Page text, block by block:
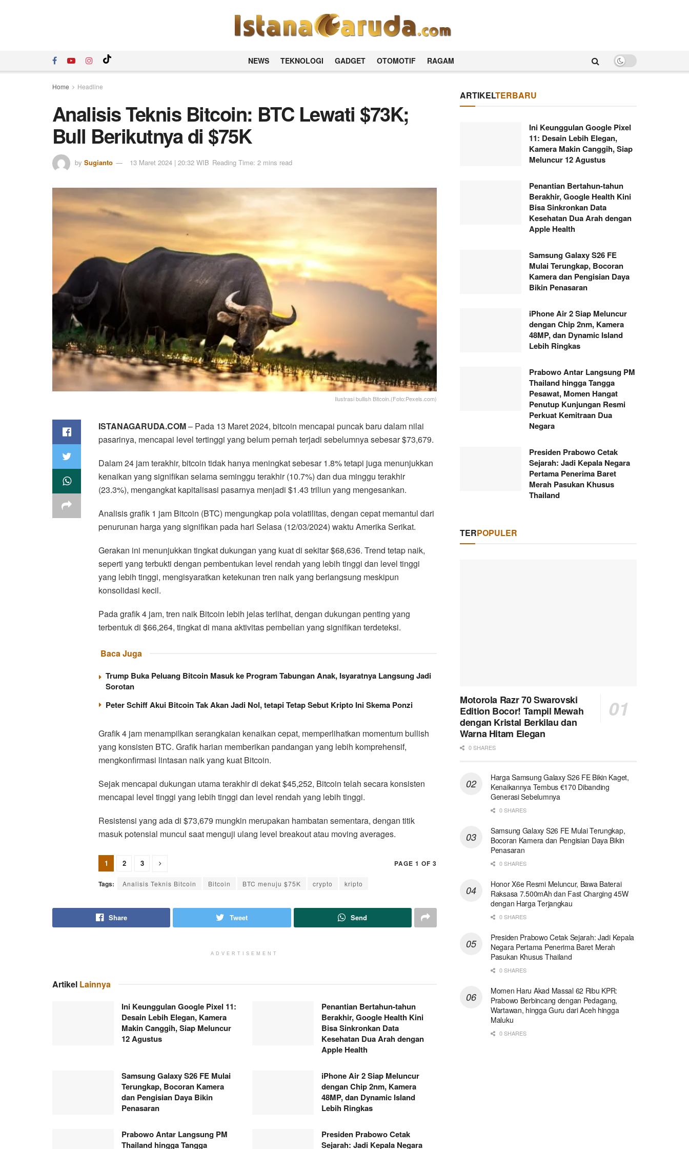
NEWS TEKNOLOGI GADGET OTOMOTIF RAGAM
Home Headline
Analisis Teknis Bitcoin: BTC Lewati $73K;
Bull Berikutnya di $75K
by Sugianto 13 Maret 2024 | 20:32 WIB Reading Time: 2 mins read
Ilustrasi bullish Bitcoin.(Foto:Pexels.com)
ISTANAGARUDA.COM– Pada 13 Maret 2024, bitcoin mencapai puncak baru dalam nilai
pasarinya, mencapai level tertinggi yang belum pernah terjadi sebelumnya sebesar $73,679.
Dalam 24 jam terakhir, bitcoin tidak hanya meningkat sebesar 1.8% tetapi juga menunjukkan
kenaikan yang signifikan selama seminggu terakhir (10.7%) dan dua minggu terakhir
(23.3%), mengangkat kapitalisasi pasarnya menjadi $1.43 triliun yang mengesankan.
Analisis grafik 1 jam Bitcoin (BTC) mengungkap pola volatilitas, dengan cepat memantul dari
penurunan harga yang signifikan pada hari Selasa (12/03/2024) waktu Amerika Serikat.
Gerakan ini menunjukkan tingkat dukungan yang kuat di sekitar $68,636. Trend tetap naik,
seperti yang terbukti dengan pembentukan level rendah yang lebih tinggi dan level tinggi
yang lebih tinggi, mengisyaratkan ketekunan tren naik yang berlangsung meskipun
konsolidasi kecil.
Pada grafik 4 jam, tren naik Bitcoin lebih jelas terlihat, dengan dukungan penting yang
terbentuk di $66,264, tingkat di mana aktivitas pembelian yang signifikan terdeteksi.
Baca Juga
Trump Buka Peluang Bitcoin Masuk ke Program Tabungan Anak, Isyaratnya Langsung Jadi
Sorotan
Peter Schiff Akui Bitcoin Tak Akan Jadi Nol, tetapi Tetap Sebut Kripto Ini Skema Ponzi
Grafik 4 jam menampilkan serangkaian kenaikan cepat, memperlihatkan momentum bullish
yang konsisten BTC. Grafik harian memberikan pandangan yang lebih komprehensif,
mengkonfirmasi lintasan naik yang kuat Bitcoin.
Sejak mencapai dukungan utama terakhir di dekat $45,252, Bitcoin telah secara konsisten
mencapai level tinggi yang lebih tinggi dan level rendah yang lebih tinggi.
Resistensi yang ada di $73,679 mungkin merupakan hambatan sementara, dengan titik
masuk potensial muncul saat menguji ulang level breakout atau moving averages.
PAGE 1 OF 3
1 2 3
Tags: Analisis Teknis Bitcoin Bitcoin BTC menuju $75K crypto kripto
Share Tweet Send
ADVERTISEMENT
Artikel Lainnya
Ini Keunggulan Google Pixel 11:
Desain Lebih Elegan, Kamera
Makin Canggih, Siap Meluncur
12 Agustus
Penantian Bertahun-tahun
Berakhir, Google Health Kini
Bisa Sinkronkan Data
Kesehatan Dua Arah dengan
Apple Health
Samsung Galaxy S26 FE Mulai
Terungkap, Bocoran Kamera
dan Pengisian Daya Bikin
Penasaran
iPhone Air 2 Siap Meluncur
dengan Chip 2nm, Kamera
48MP, dan Dynamic Island
Lebih Ringkas
Prabowo Antar Langsung PM
Thailand hingga Tangga
Presiden Prabowo Cetak
Sejarah: Jadi Kepala Negara
ARTIKELTERBARU
Ini Keunggulan Google Pixel
11: Desain Lebih Elegan,
Kamera Makin Canggih, Siap
Meluncur 12 Agustus
Penantian Bertahun-tahun
Berakhir, Google Health Kini
Bisa Sinkronkan Data
Kesehatan Dua Arah dengan
Apple Health
Samsung Galaxy S26 FE
Mulai Terungkap, Bocoran
Kamera dan Pengisian Daya
Bikin Penasaran
iPhone Air 2 Siap Meluncur
dengan Chip 2nm, Kamera
48MP, dan Dynamic Island
Lebih Ringkas
Prabowo Antar Langsung PM
Thailand hingga Tangga
Pesawat, Momen Hangat
Penutup Kunjungan Resmi
Perkuat Kemitraan Dua
Negara
Presiden Prabowo Cetak
Sejarah: Jadi Kepala Negara
Pertama Penerima Baret
Merah Pasukan Khusus
Thailand
TERPOPULER
Motorola Razr 70 Swarovski
Edition Bocor! Tampil Mewah
dengan Kristal Berkilau dan
Warna Hitam Elegan
0 SHARES
Harga Samsung Galaxy S26 FE Bikin Kaget,
Kenaikannya Tembus €170 Dibanding
Generasi Sebelumnya
0 SHARES
Samsung Galaxy S26 FE Mulai Terungkap,
Bocoran Kamera dan Pengisian Daya Bikin
Penasaran
0 SHARES
Honor X6e Resmi Meluncur, Bawa Baterai
Raksasa 7.500mAh dan Fast Charging 45W
dengan Harga Terjangkau
0 SHARES
Presiden Prabowo Cetak Sejarah: Jadi Kepala
Negara Pertama Penerima Baret Merah
Pasukan Khusus Thailand
0 SHARES
Momen Haru Akad Massal 62 Ribu KPR:
Prabowo Berbincang dengan Pedagang,
Wartawan, hingga Guru dari Aceh hingga
Maluku
0 SHARES